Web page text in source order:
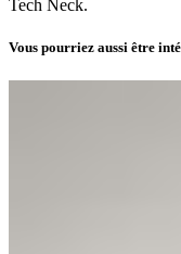
Tech Neck.
Vous pourriez aussi être